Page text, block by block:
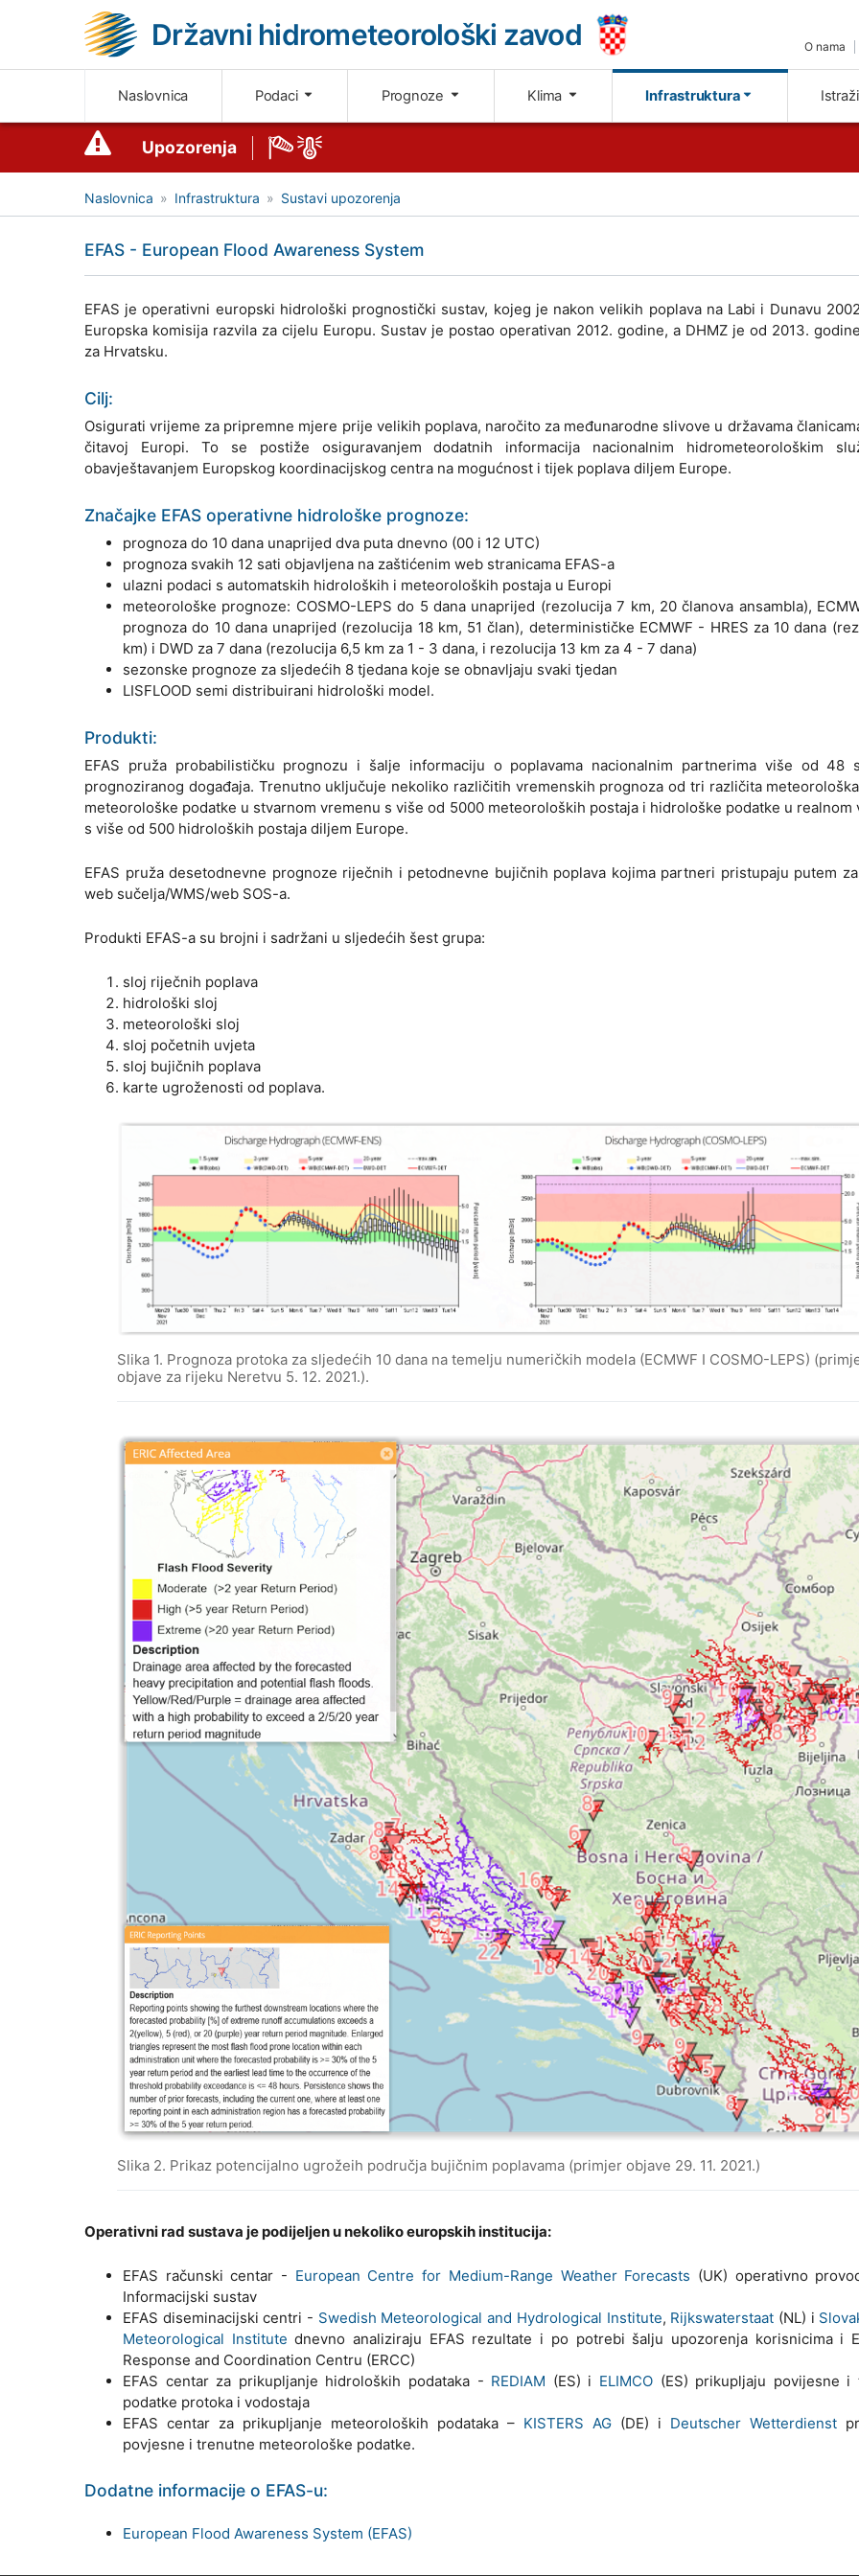
Državni hidrometeorološki zavod O nama
Naslovnica Podaci Prognoze Klima Infrastruktura
Upozorenja
Naslovnica Infrastruktura Sustavi upozorenja
EFAS - European Flood Awareness System
EFAS je operativni europski hidrološki prognostički sustav, kojeg je nakon velikih poplava na Labi i Dunavu
Europska komisija razvila za cijelu Europu. Sustav je postao operativan 2012. godine, a DHMZ je od 2013.
za Hrvatsku.
Cilj:
Osigurati vrijeme za pripremne mjere prije velikih poplava, naročito za međunarodne slivove u državama
čitavoj Europi. To se postiže osiguravanjem dodatnih informacija nacionalnim hidrometeorološkim
obavještavanjem Europskog koordinacijskog centra na mogućnost i tijek poplava diljem Europe.
Značajke EFAS operativne hidrološke prognoze:
prognoza do 10 dana unaprijed dva puta dnevno (00 i 12 UTC)
prognoza svakih 12 sati objavljena na zaštićenim web stranicama EFAS-a
ulazni podaci s automatskih hidroloških i meteoroloških postaja u Europi
meteorološke prognoze: COSMO-LEPS do 5 dana unaprijed (rezolucija 7 km, 20 članova ansambla),
prognoza do 10 dana unaprijed (rezolucija 18 km, 51 član), determinističke ECMWF - HRES za 10 dana
km) i DWD za 7 dana (rezolucija 6,5 km za 1 - 3 dana, i rezolucija 13 km za 4 - 7 dana)
sezonske prognoze za sljedećih 8 tjedana koje se obnavljaju svaki tjedan
LISFLOOD semi distribuirani hidrološki model.
Produkti:
EFAS pruža probabilističku prognozu i šalje informaciju o poplavama nacionalnim partnerima više od 48
prognoziranog događaja. Trenutno uključuje nekoliko različitih vremenskih prognoza od tri različita
meteorološke podatke u stvarnom vremenu s više od 5000 meteoroloških postaja i hidrološke podatke u realnom
s više od 500 hidroloških postaja diljem Europe.
EFAS pruža desetodnevne prognoze riječnih i petodnevne bujičnih poplava kojima partneri pristupaju putem
web sučelja/WMS/web SOS-a.
Produkti EFAS-a su brojni i sadržani u sljedećih šest grupa:
sloj riječnih poplava
hidrološki sloj
meteorološki sloj
sloj početnih uvjeta
sloj bujičnih poplava
karte ugroženosti od poplava.
Slika 1. Prognoza protoka za sljedećih 10 dana na temelju numeričkih modela (ECMWF I COSMO-LEPS)
objave za rijeku Neretvu 5. 12. 2021.).
Slika 2. Prikaz potencijalno ugrožeih područja bujičnim poplavama (primjer objave 29. 11. 2021.)
Operativni rad sustava je podijeljen u nekoliko europskih institucija:
EFAS računski centar - European Centre for Medium-Range Weather Forecasts (UK) operativno
Informacijski sustav
EFAS diseminacijski centri - Swedish Meteorological and Hydrological Institute, Rijkswaterstaat (NL) i
Meteorological Institute dnevno analiziraju EFAS rezultate i po potrebi šalju upozorenja korisnicima i
Response and Coordination Centru (ERCC)
EFAS centar za prikupljanje hidroloških podataka - REDIAM (ES) i ELIMCO (ES) prikupljaju povijesne i
podatke protoka i vodostaja
EFAS centar za prikupljanje meteoroloških podataka – KISTERS AG (DE) i Deutscher Wetterdienst
povjesne i trenutne meteorološke podatke.
Dodatne informacije o EFAS-u:
European Flood Awareness System (EFAS)